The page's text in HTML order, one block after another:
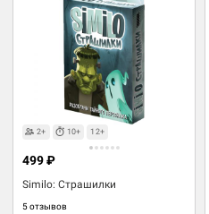
2+ 10+ 12+
Similo: Страшилки
5 отзывов
499 ₽